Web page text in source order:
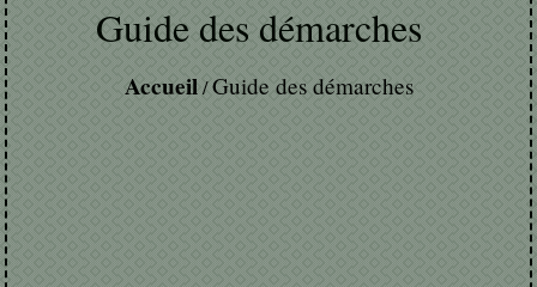
Guide des démarches
Accueil/Guide des démarches